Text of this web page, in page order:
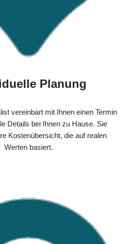
Planung
vereinbart mit Ihnen einen Termin
Details bei Ihnen zu Hause. Sie
Kostenübersicht, die auf realen
Werten basiert.